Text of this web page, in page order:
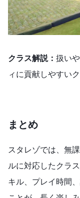
クラス解説： 扱い
ィに貢献しやすいク
まとめ
スタレゾでは、無
ルに対応したクラ
キル、プレイ時間